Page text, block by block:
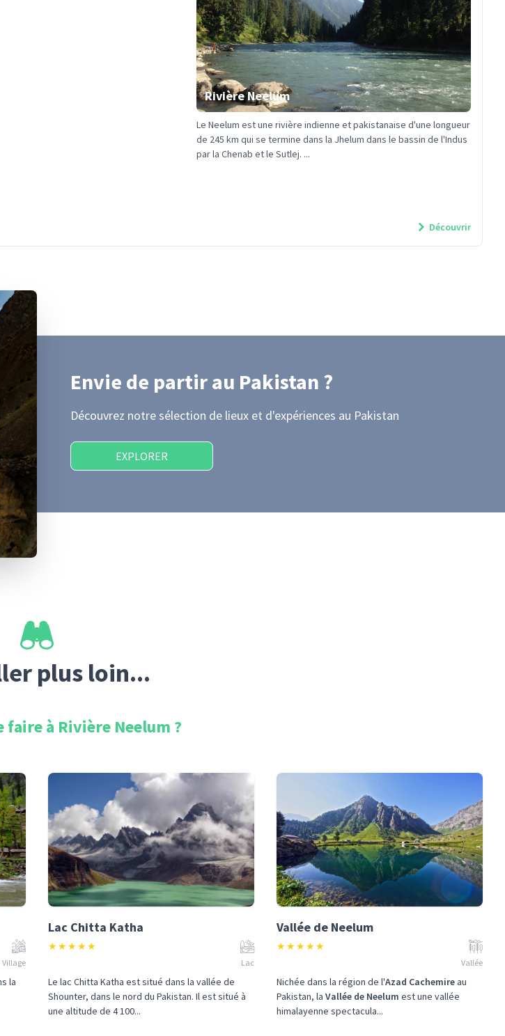
Rivière Neelum
Le Neelum est une rivière indienne et pakistanaise d'une longueur
de 245 km qui se termine dans la Jhelum dans le bassin de l'Indus
par la Chenab et le Sutlej. ...
Découvrir
Envie de partirau Pakistan ?
Découvrez notre sélection de lieux et d'expériences au Pakistan
EXPLORER
plus loin...
faire à Rivière Neelum ?
Village
la
Lac Chitta Katha
★★★★★
Lac
Le lac Chitta Katha est situé dans la vallée de
Shounter, dans le nord du Pakistan. Il est situé à
une altitude de 4 100...
Vallée de Neelum
★★★★★
Vallée
Nichée dans la région de l'Azad Cachemireau
Pakistan, la Vallée de Neelum est une vallée
himalayenne spectacula...